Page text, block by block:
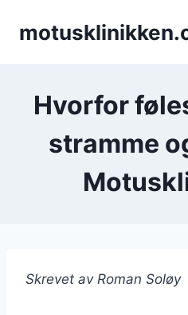
Hvorfor
stramme
Skrevet av Roman Soløy